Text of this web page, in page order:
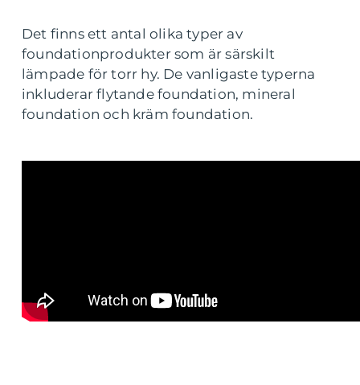
Det finns ett antal olika typer av
foundationprodukter som är särskilt
lämpade för torr hy. De vanligaste typerna
inkluderar flytande foundation, mineral
foundation och kräm foundation.